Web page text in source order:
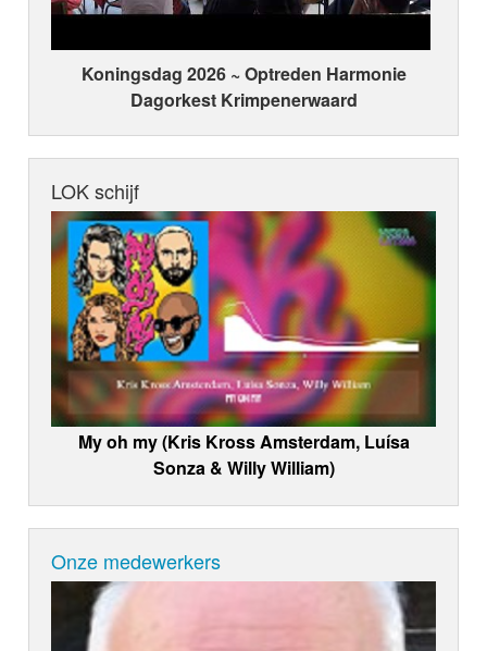
Koningsdag 2026 ~ Optreden Harmonie
Dagorkest Krimpenerwaard
LOK schijf
My oh my (Kris Kross Amsterdam, Luísa
Sonza & Willy William)
Onze medewerkers